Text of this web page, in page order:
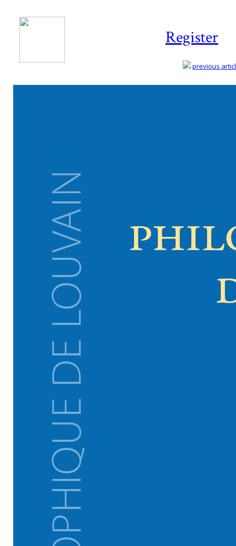
Register
previous